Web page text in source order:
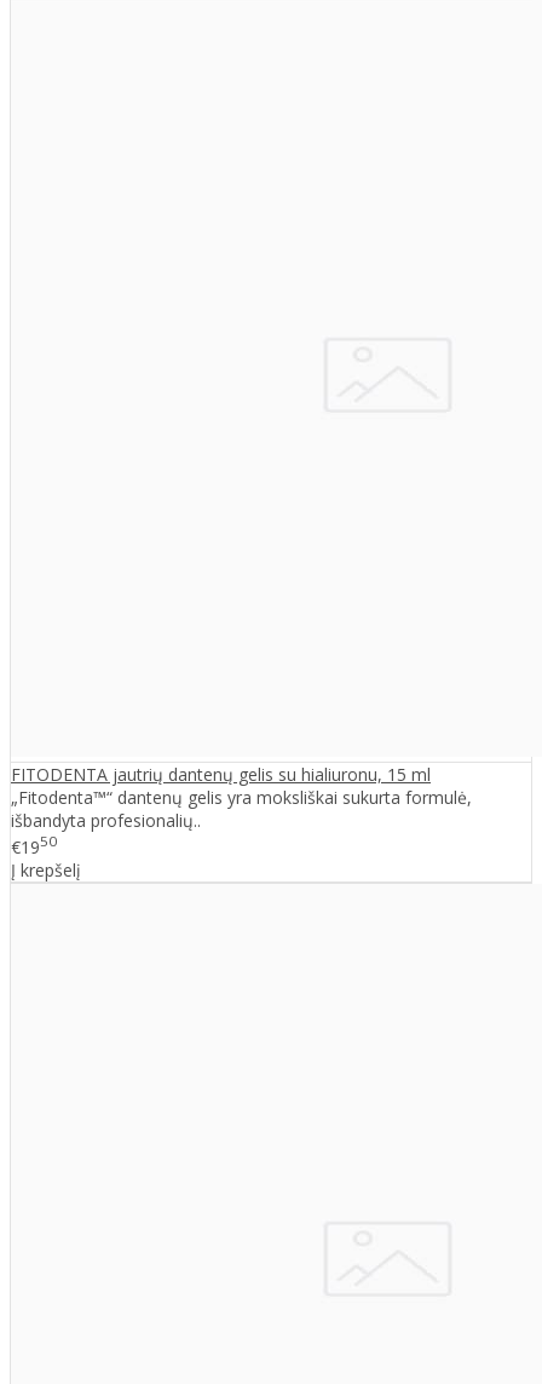
FITODENTA jautrių dantenų gelis su hialiuronu, 15 ml
„Fitodenta™“ dantenų gelis yra moksliškai sukurta formulė,
išbandyta profesionalių..
€1950
Į krepšelį